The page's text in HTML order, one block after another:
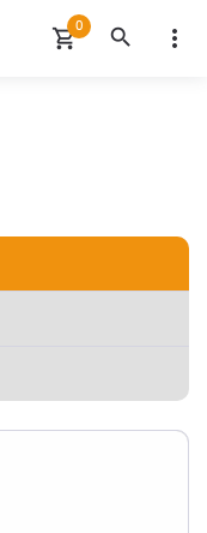
shopping_cart0 search more_vert